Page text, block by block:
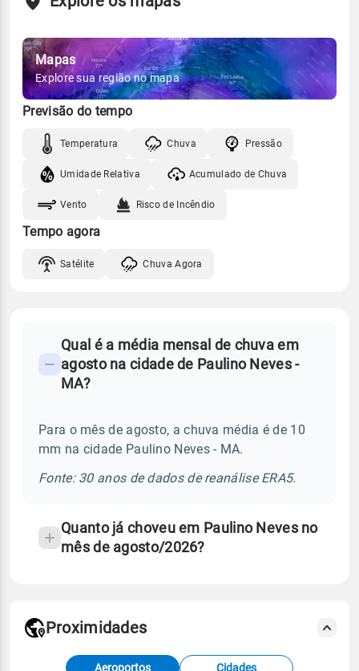
Mapas
Explore sua região no mapa
Previsão do tempo
Temperatura Chuva Pressão
Umidade Relativa Acumulado de Chuva
Vento Risco de Incêndio
Tempo agora
Satélite Chuva Agora
Perguntas
frequentes
chuva
temperatura
Qual é a média mensal de chuva em
agosto na cidade de Paulino Neves -
MA?
Para o mês de agosto, a chuva média é de 10
mm na cidade Paulino Neves - MA.
Fonte: 30 anos de dados de reanálise ERA5.
Quanto já choveu em Paulino Neves no
mês de agosto/2026?
Fonte: dados combinados de estações
Proximidades
Aeroportos Cidades